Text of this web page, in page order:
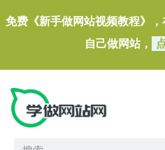
免费《新手做网站视频教程》
自己做网站，